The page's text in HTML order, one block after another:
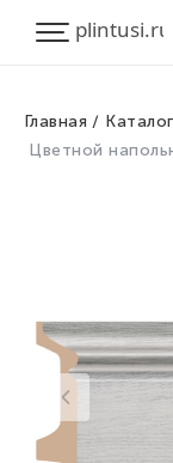
Главная Каталог
Цветной